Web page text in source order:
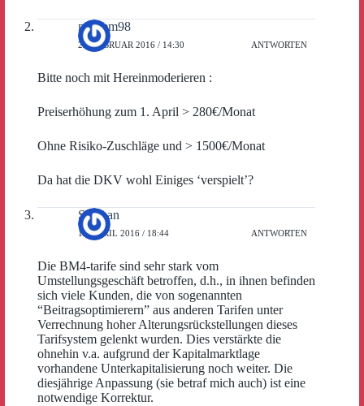
marsem98
27. FEBRUAR 2016 / 14:30 ANTWORTEN
Bitte noch mit Hereinmoderieren :
Preiserhöhung zum 1. April > 280€/Monat
Ohne Risiko-Zuschläge und > 1500€/Monat
Da hat die DKV wohl Einiges ‘verspielt’?
Stephan
15. APRIL 2016 / 18:44 ANTWORTEN
Die BM4-tarife sind sehr stark vom
Umstellungsgeschäft betroffen, d.h., in ihnen befinden
sich viele Kunden, die von sogenannten
“Beitragsoptimierern” aus anderen Tarifen unter
Verrechnung hoher Alterungsrückstellungen dieses
Tarifsystem gelenkt wurden. Dies verstärkte die
ohnehin v.a. aufgrund der Kapitalmarktlage
vorhandene Unterkapitalisierung noch weiter. Die
diesjährige Anpassung (sie betraf mich auch) ist eine
notwendige Korrektur.